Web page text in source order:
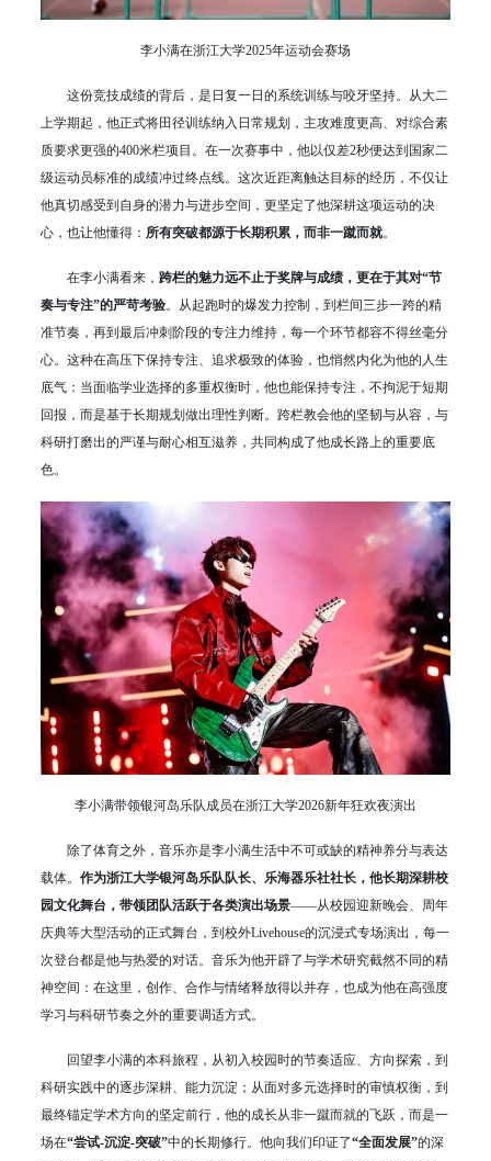
李小满在浙江大学2025年运动会赛场
这份竞技成绩的背后，是日复一日的系统训练与咬牙坚持。从大二
上学期起，他正式将田径训练纳入日常规划，主攻难度更高、对综合素
质要求更强的400米栏项目。在一次赛事中，他以仅差2秒便达到国家二
级运动员标准的成绩冲过终点线。这次近距离触达目标的经历，不仅让
他真切感受到自身的潜力与进步空间，更坚定了他深耕这项运动的决
心，也让他懂得： 所有突破都源于长期积累，而非一蹴而就。
在李小满看来， 跨栏的魅力远不止于奖牌与成绩，更在于其对“节
奏与专注”的严苛考验。从起跑时的爆发力控制，到栏间三步一跨的精
准节奏，再到最后冲刺阶段的专注力维持，每一个环节都容不得丝毫分
心。这种在高压下保持专注、追求极致的体验，也悄然内化为他的人生
底气：当面临学业选择的多重权衡时，他也能保持专注，不拘泥于短期
回报，而是基于长期规划做出理性判断。跨栏教会他的坚韧与从容，与
科研打磨出的严谨与耐心相互滋养，共同构成了他成长路上的重要底
色。
李小满带领银河岛乐队成员在浙江大学2026新年狂欢夜演出
除了体育之外，音乐亦是李小满生活中不可或缺的精神养分与表达
载体。 作为浙江大学银河岛乐队队长、乐海器乐社社长，他长期深耕校
园文化舞台，带领团队活跃于各类演出场景——从校园迎新晚会、周年
庆典等大型活动的正式舞台，到校外Livehouse的沉浸式专场演出，每一
次登台都是他与热爱的对话。音乐为他开辟了与学术研究截然不同的精
神空间：在这里，创作、合作与情绪释放得以并存，也成为他在高强度
学习与科研节奏之外的重要调适方式。
回望李小满的本科旅程，从初入校园时的节奏适应、方向探索，到
科研实践中的逐步深耕、能力沉淀；从面对多元选择时的审慎权衡，到
最终锚定学术方向的坚定前行，他的成长从非一蹴而就的飞跃，而是一
场在“尝试-沉淀-突破”中的长期修行。他向我们印证了“全面发展”的深